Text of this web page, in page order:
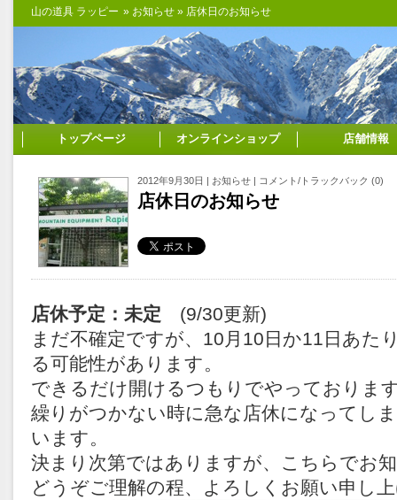
山の道具 ラッピー » お知らせ » 店休日のお知らせ
トップページ オンラインショップ 店舗情報
2012年9月30日 | お知らせ | コメント/トラックバック (0)
店休日のお知らせ
店休予定：未定 (9/30更新)
まだ不確定ですが、10月10日か11日あた
る可能性があります。
できるだけ開けるつもりでやっておりま
繰りがつかない時に急な店休になってし
います。
決まり次第ではありますが、こちらでお
どうぞご理解の程、よろしくお願い申し